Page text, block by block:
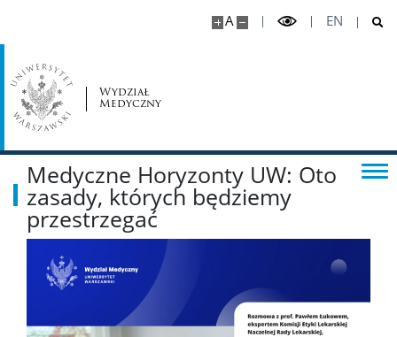
A EN
Wydział
Medyczny
Medyczne Horyzonty UW: Oto
zasady, których będziemy
przestrzegać